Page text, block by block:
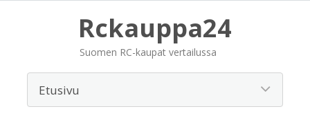
Rckauppa24
Suomen RC-kaupat vertailussa